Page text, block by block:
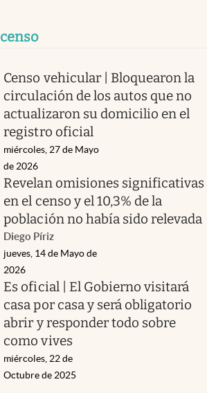
censo
Censo vehicular | Bloquearon la
circulación de los autos que no
actualizaron su domicilio en el
registro oficial
miércoles, 27 de Mayo
de 2026
Revelan omisiones significativas
en el censo y el 10,3% de la
población no había sido relevada
Diego Píriz
jueves, 14 de Mayo de
2026
Es oficial | El Gobierno visitará
casa por casa y será obligatorio
abrir y responder todo sobre
como vives
miércoles, 22 de
Octubre de 2025